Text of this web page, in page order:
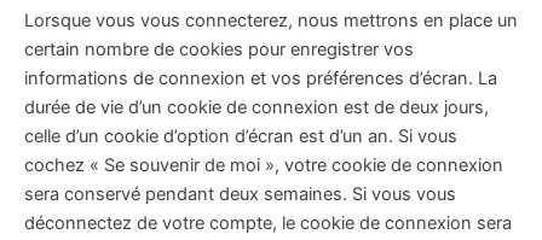
Lorsque vous vous connecterez, nous mettrons en place un
certain nombre de cookies pour enregistrer vos
informations de connexion et vos préférences d’écran. La
durée de vie d’un cookie de connexion est de deux jours,
celle d’un cookie d’option d’écran est d’un an. Si vous
cochez « Se souvenir de moi », votre cookie de connexion
sera conservé pendant deux semaines. Si vous vous
déconnectez de votre compte, le cookie de connexion sera